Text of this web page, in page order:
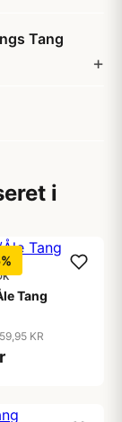
Tang
i
Tang
KR